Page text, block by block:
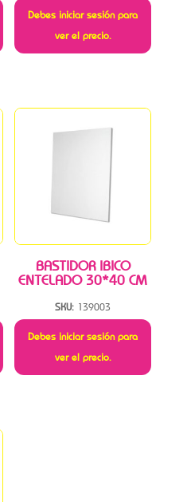
Debes iniciar sesión para
ver el precio.
BASTIDOR IBICO
ENTELADO 30*40 CM
SKU: 139003
Debes iniciar sesión para
ver el precio.